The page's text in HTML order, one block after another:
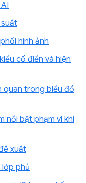
suất
hình ảnh
cổ điển và hiện
quan trong biểu đồ
nổi bật phạm vi khi
xuất
lớp phủ